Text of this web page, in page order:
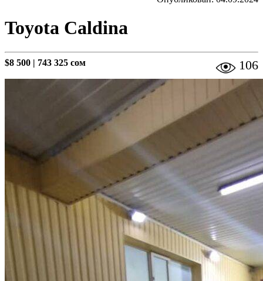
Toyota Caldina
$8 500 | 743 325 сом 106